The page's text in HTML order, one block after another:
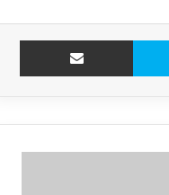
اسکایپ اشتراک گذاری از طریق ایمیل